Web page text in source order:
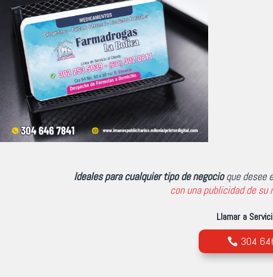
Ideales para cualquier tipo de negocioque desee
con una publicidad de
Llamar a
304